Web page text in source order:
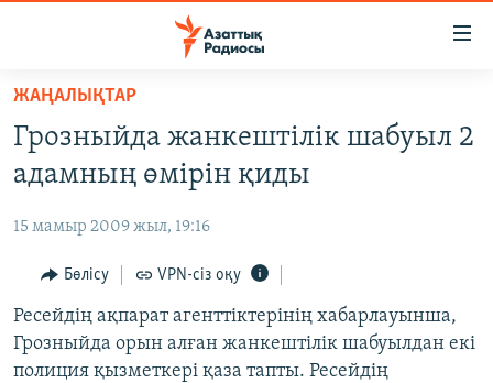
Skip
main
content
to
Navigation
Skip
to
Search
САЯСАТ
ҚАҢТАР ОҚИҒАСЫ
АДАМ ҚҰҚЫҚТАРЫ
ӘЛЕУМЕТ
ӘЛЕМ
ЖАҢАЛЫҚТАР
Грозныйда жанкештілік шабуыл 2
адамның өмірін қиды
15 мамыр 2009 жыл, 19:16
Бөлісу VPN-сіз оқу
Ресейдің ақпарат агенттіктерінің хабарлауынша,
Грозныйда орын алған жанкештілік шабуылдан екі
полиция қызметкері қаза тапты. Ресейдің